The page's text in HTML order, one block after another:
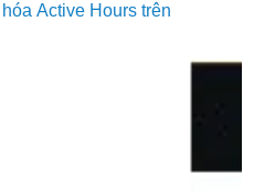
Active Hours trên